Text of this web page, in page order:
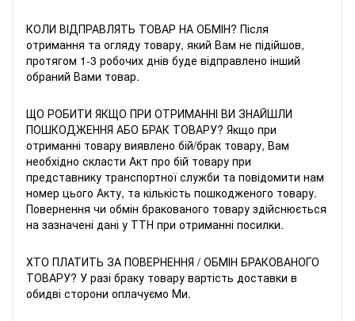
КОЛИ ВІДПРАВЛЯТЬ ТОВАР НА ОБМІН? Після
отримання та огляду товару, який Вам не підійшов,
протягом 1-3 робочих днів буде відправлено інший
обраний Вами товар.
ЩО РОБИТИ ЯКЩО ПРИ ОТРИМАННІ ВИ ЗНАЙШЛИ
ПОШКОДЖЕННЯ АБО БРАК ТОВАРУ? Якщо при
отриманні товару виявлено бій/брак товару, Вам
необхідно скласти Акт про бій товару при
представнику транспортної служби та повідомити нам
номер цього Акту, та кількість пошкодженого товару.
Повернення чи обмін бракованого товару здійснюється
на зазначені дані у ТТН при отриманні посилки.
ХТО ПЛАТИТЬ ЗА ПОВЕРНЕННЯ / ОБМІН БРАКОВАНОГО
ТОВАРУ? У разі браку товару вартість доставки в
обидві сторони оплачуємо Ми.